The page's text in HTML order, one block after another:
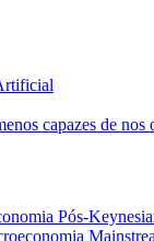
capazes de nos
Pós-